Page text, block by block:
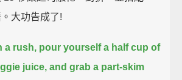
大功告成了!
a rush, pour yourself a half cup of
juice, and grab a part-skim